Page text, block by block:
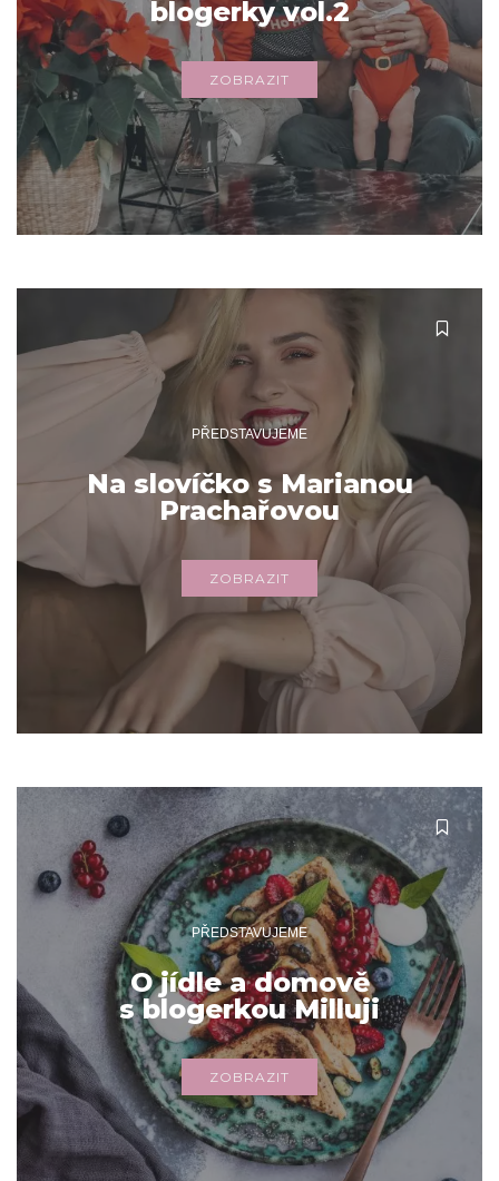
blogerky vol.2
ZOBRAZIT
PŘEDSTAVUJEME
Na slovíčko s Marianou
Prachařovou
ZOBRAZIT
PŘEDSTAVUJEME
O jídle a domově
s blogerkou Milluji
ZOBRAZIT